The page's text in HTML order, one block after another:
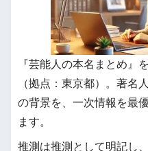
『芸能人の本名まとめ』
（拠点：東京都）。著名
の背景を、一次情報を最
ます。
推測は推測として明記し